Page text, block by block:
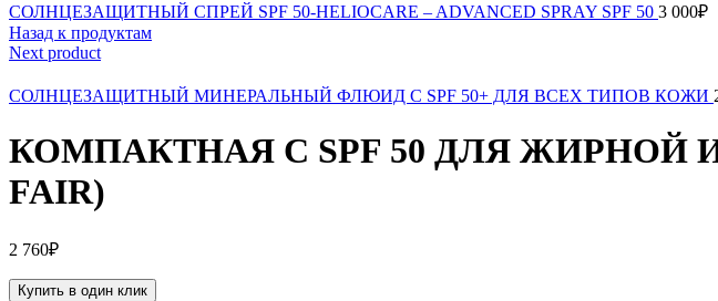
СОЛНЦЕЗАЩИТНЫЙ СПРЕЙ SPF 50-HELIOCARE – ADVANCED SPRAY SPF 50 3 000₽
Назад к продуктам
Next product
СОЛНЦЕЗАЩИТНЫЙ МИНЕРАЛЬНЫЙ ФЛЮИД С SPF 50+ ДЛЯ ВСЕХ ТИПОВ КОЖИ
КОМПАКТНАЯ С SPF 50 ДЛЯ
FAIR)
2 760₽
Купить в один клик